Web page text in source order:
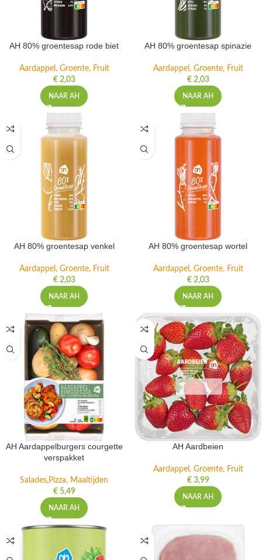
AH 80% groentesap rode biet
Aardappel, Groente, Fruit
€2,03
NAAR AH
AH 80% groentesap spinazie
Aardappel, Groente, Fruit
€2,03
NAAR AH
AH 80% groentesap venkel
Aardappel, Groente, Fruit
€2,03
NAAR AH
AH 80% groentesap wortel
Aardappel, Groente, Fruit
€2,03
NAAR AH
AH Aardappelburgers courgette
verspakket
Salades,Pizza, Maaltijden
€5,49
NAAR AH
AH Aardbeien
Aardappel, Groente, Fruit
€3,99
NAAR AH